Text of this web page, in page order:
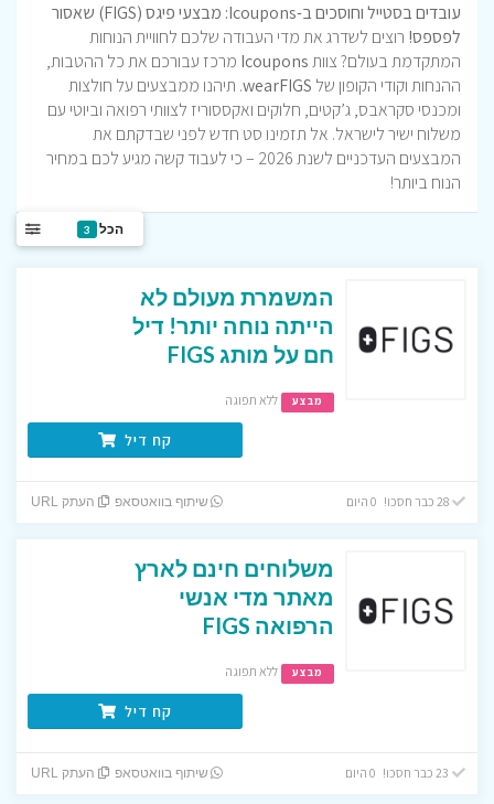
עובדים בסטייל וחוסכים ב-Icoupons: מבצעי פיגס (FIGS) שאסור
לפספס! רוצים לשדרג את מדי העבודה שלכם לחוויית הנוחות
המתקדמת בעולם? צוותIcoupons מרכז עבורכם את כל ההטבות,
ההנחות וקודי הקופון של wearFIGS. תיהנו ממבצעים על חולצות
ומכנסי סקראבס, ג’קטים, חלוקים ואקססוריז לצוותי רפואה וביוטי עם
משלוח ישיר לישראל. אל תזמינו סט חדש לפני שבדקתם את
המבצעים העדכניים לשנת 2026 – כי לעבוד קשה מגיע לכם במחיר
הנוח ביותר!
הכל 3
המשמרת מעולם לא
הייתה נוחה יותר! דיל
חם על מותג FIGS
מבצע ללא תפוגה
קח דיל
28 כבר חסכו! 0 היום שיתוף בוואטסאפ העתק URL
משלוחים חינם לארץ
מאתר מדי אנשי
הרפואה FIGS
מבצע ללא תפוגה
קח דיל
שיתוף בוואטסאפ העתק URL